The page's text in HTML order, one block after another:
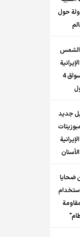
60 دولة حول
الشمس
تغزو اسواق 4
جديد
ضحايا